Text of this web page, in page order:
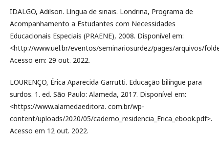
IDALGO, Adilson. Língua de sinais. Londrina, Programa de
Acompanhamento a Estudantes com Necessidades
Educacionais Especiais (PRAENE), 2008. Disponível em:
<http://www.uel.br/eventos/seminariosurdez/pages/arquivos/
Acesso em: 29 out. 2022.
LOURENÇO, Érica Aparecida Garrutti. Educação bilíngue para
surdos. 1. ed. São Paulo: Alameda, 2017. Disponível em:
<https://www.alamedaeditora. com.br/wp-
content/uploads/2020/05/caderno_residencia_Erica_ebook.pdf>.
Acesso em 12 out. 2022.